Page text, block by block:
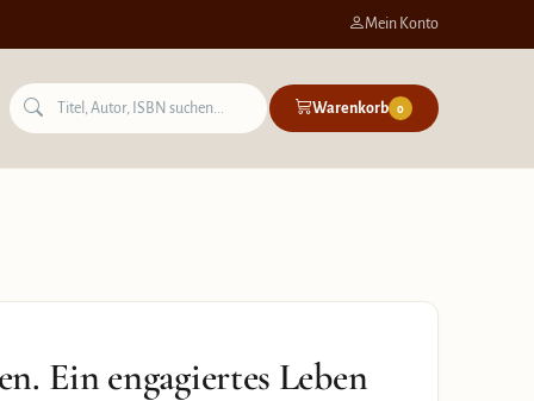
Mein Konto
Warenkorb 0
Ein engagiertes Leben